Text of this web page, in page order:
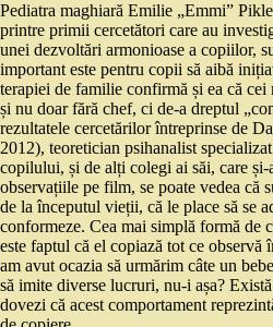
Pediatra maghiară Emilie „Emmi”
printre primii cercetători care au
unei dezvoltări armonioase a copiilor,
important este pentru copii să aibă
terapiei de familie confirmă și ea că cei
și nu doar fără chef, ci de-a dreptul
rezultatele cercetărilor întreprinse de
2012), teoretician psihanalist
copilului, și de alți colegi ai săi, care și-
observațiile pe film, se poate vedea că
de la începutul vieții, că le place să se
conformeze. Cea mai simplă formă de
este faptul că el copiază tot ce
am avut ocazia să urmărim câte un
să imite diverse lucruri, nu-i așa?
dovezi că acest comportament